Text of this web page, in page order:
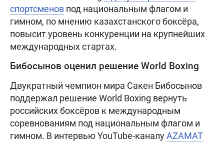
спортсменов под национальным флагом и
гимном, по мнению казахстанского боксёра,
повысит уровень конкуренции на крупнейших
международных стартах.
Бибосынов оценил решение World Boxing
Двукратный чемпион мира Сакен Бибосынов
поддержал решение World Boxing вернуть
российских боксёров к международным
соревнованиям под национальным флагом и
гимном. В интервью YouTube-каналуAZAMAT